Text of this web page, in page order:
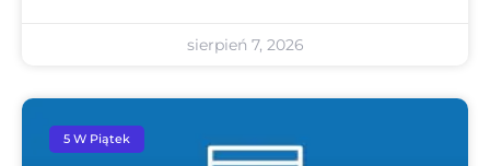
sierpień 7, 2026
5 W Piątek